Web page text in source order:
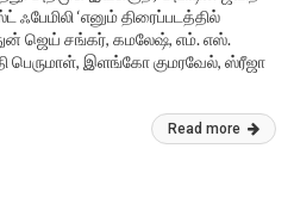
ஃபேமிலி ‘எனும் திரைப்படத்தில்
ஜெய் சங்கர், கமலேஷ், எம். எஸ்.
பெருமாள், இளங்கோ குமரவேல், ஸ்ரீஜா
Read more